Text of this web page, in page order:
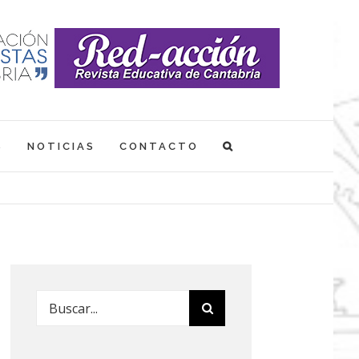
NOTICIAS CONTACTO
Buscar: